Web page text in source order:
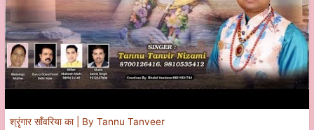
श्रृंगार साँवरिया का | By Tannu Tanveer